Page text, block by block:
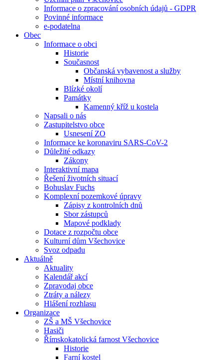
Informace o zpracování osobních údajů - GDPR
Povinné informace
e-podatelna
Obec
Informace o obci
Historie
Současnost
Občanská vybavenost a služby
Místní knihovna
Blízké okolí
Památky
Kamenný kříž u kostela
Napsali o nás
Zastupitelstvo obce
Usnesení ZO
Informace ke koronaviru SARS-CoV-2
Důležité odkazy
Zákony
Interaktivní mapa
Řešení životních situací
Bohuslav Fuchs
Komplexní pozemkové úpravy
Zápisy z kontrolních dnů
Sbor zástupců
Mapové podklady
Dotace z rozpočtu obce
Kulturní dům Všechovice
Svoz odpadu
Aktuálně
Aktuality
Kalendář akcí
Zpravodaj obce
Ztráty a nálezy
Hlášení rozhlasu
Organizace
ZŠ a MŠ Všechovice
Hasiči
Římskokatolická farnost Všechovice
Historie
Farní kostel